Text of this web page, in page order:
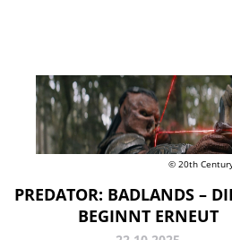
© 20th
PREDATOR: BADLANDS –
BEGINNT ERNEUT